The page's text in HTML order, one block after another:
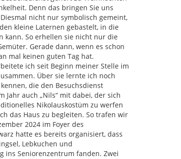
Denn das bringen Sie uns
nicht nur symbolisch gemeint,
kleine Laternen gebastelt, in die
kann. So erhellen sie nicht nur die
Gerade dann, wenn es schon
mal keinen guten Tag hat.
ich seit Beginn meiner Stelle im
Über sie lernte ich noch
die den Besuchsdienst
Jahr auch „Nils“ mit dabei, der sich
Nikolauskostüm zu werfen
das Haus zu begleiten. So trafen wir
2024 im Foyer des
hatte es bereits organisiert, dass
Lebkuchen und
ins Seniorenzentrum fanden. Zwei